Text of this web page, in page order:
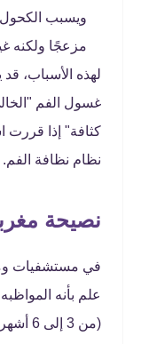
ويسبب
مزعجًا ولكنه
لهذه الأسباب،
غسول الفم
كثافة" إذا
نظام نظافة الفم.
نصيحة
في مستشفيات
علم بأنه
(من 3